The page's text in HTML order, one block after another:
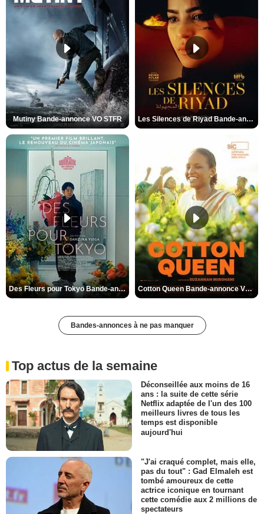
Mutiny Bande-annonce VO STFR Les Silences de Riyad Bande-annonce VO STFR
Des Fleurs pour Tokyo Bande-annonce VO STFR Cotton Queen Bande-annonce VO STFR
Bandes-annonces à ne pas manquer
Top actus de la semaine
Déconseillée aux moins de 16
ans : la suite de cette série
Netflix adaptée de l'un des 100
meilleurs livres de tous les
temps est disponible
aujourd'hui
"J'ai craqué complet, mais elle,
pas du tout" : Gad Elmaleh est
tombé amoureux de cette
actrice iconique en tournant
cette comédie aux 2 millions de
spectateurs